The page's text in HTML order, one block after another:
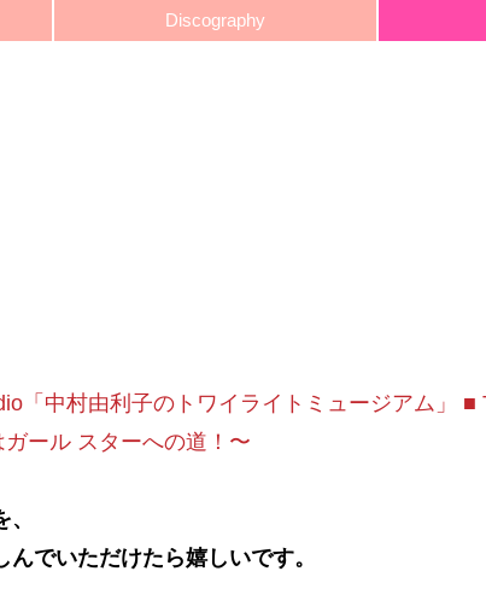
Discography
「中村由利子のトワイライトミュージアム」 ■
ール スターへの道！〜
んでいただけたら嬉しいです。